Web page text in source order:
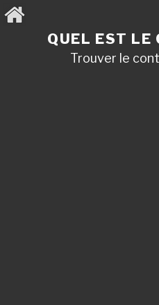
Aller
au
QUEL EST LE
Trouver le